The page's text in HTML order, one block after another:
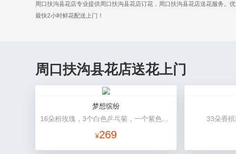
周口扶沟县花店专业提供周口扶沟县花店订花，周口扶沟县花店送花服务。
最快2小时鲜花配送上门！
周口扶沟县花店送花上门
梦想缤纷
¥269
33朵香